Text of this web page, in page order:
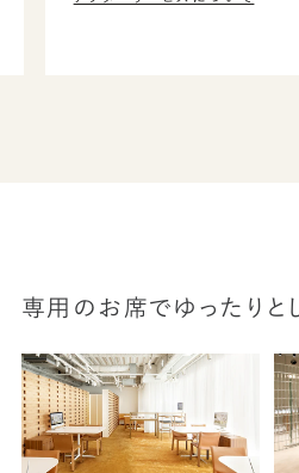
専用のお席でゆったりと